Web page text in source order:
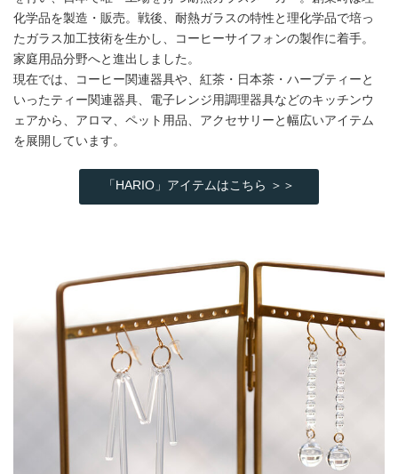
化学品を製造・販売。戦後、耐熱ガラスの特性と理化学品で培っ
たガラス加工技術を生かし、コーヒーサイフォンの製作に着手。
家庭用品分野へと進出しました。
現在では、コーヒー関連器具や、紅茶・日本茶・ハーブティーと
いったティー関連器具、電子レンジ用調理器具などのキッチンウ
ェアから、アロマ、ペット用品、アクセサリーと幅広いアイテム
を展開しています。
「HARIO」アイテムはこちら ＞＞